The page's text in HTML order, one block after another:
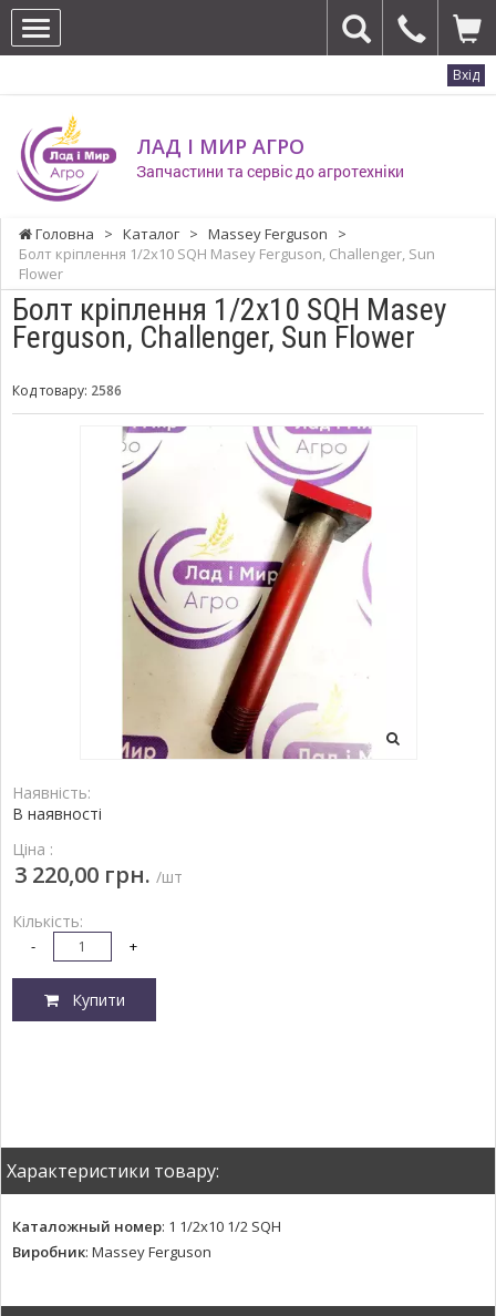
Вхід
ЛАД І МИР АГРО
Запчастини та сервіс до агротехніки
Головна > Каталог > Massey Ferguson
>
Болт кріплення 1/2x10 SQH Masey Ferguson, Challenger, Sun
Flower
Болт кріплення 1/2x10 SQH Masey
Ferguson, Challenger, Sun Flower
Код товару: 2586
Наявність:
В наявності
Ціна :
3 220,00 грн. /шт
Кількість:
- +
Купити
Характеристики товару:
Каталожный номер: 1 1/2x10 1/2 SQH
Виробник: Massey Ferguson